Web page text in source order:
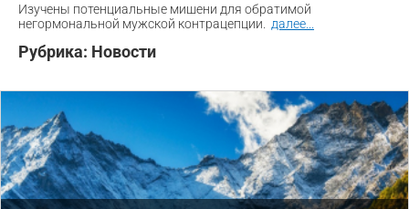
Изучены потенциальные мишени для обратимой
негормональной мужской контрацепции.
далее
Рубрика: Новости